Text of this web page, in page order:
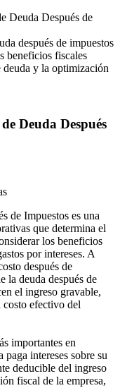
Deuda Después de
después de impuestos
beneficios fiscales
deuda y la optimización
Deuda Después
de Impuestos es una
que determina el
los beneficios
por intereses. A
después de
la deuda después de
el ingreso gravable,
costo efectivo del
importantes en
intereses sobre su
deducible del ingreso
fiscal de la empresa,